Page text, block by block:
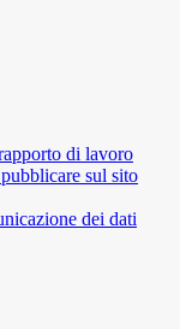
di lavoro
sul sito
dei dati